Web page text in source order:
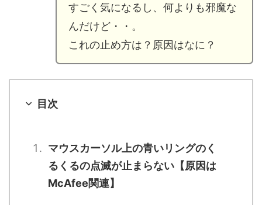
すごく気になるし、何よりも邪魔な
んだけど・・。
これの止め方は？原因はなに？
目次
マウスカーソル上の青いリングのく
るくるの点滅が止まらない【原因は
McAfee関連】